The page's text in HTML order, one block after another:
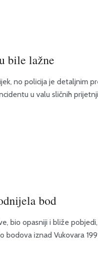
bile lažne
no policija je detaljnim
u valu sličnih
bod
bio opasniji i bliže
iznad Vukovara